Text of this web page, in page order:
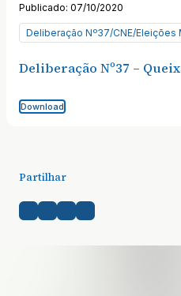
Publicado: 07/10/2020
Deliberação Nº37/CNE/Eleições
Deliberação Nº37 –
Download
Partilhar